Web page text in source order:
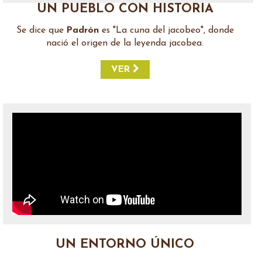
UN PUEBLO CON HISTORIA
Se dice que Padrónes "La cuna del jacobeo", donde
nació el origen de la leyenda jacobea.
VER
UN ENTORNO ÚNICO